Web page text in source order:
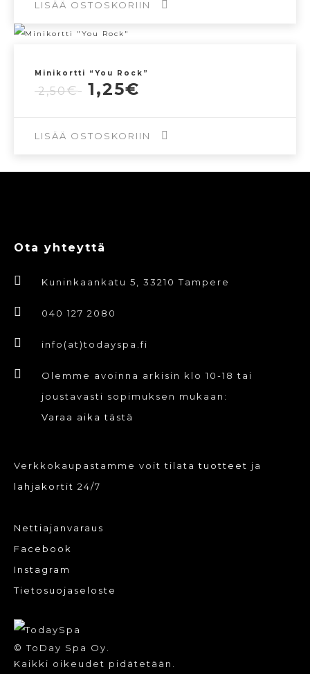
4,00€.2,00€.
LISÄÄ OSTOSKORIIN
Minikortti “You Rock”
2,50€
Alkuperäinen
2,50€.
1,25€
1,25€.
LISÄÄ OSTOSKORIIN
Ota yhteyttä
Kuninkaankatu 5, 33210 Tampere
040 127 2080
info(at)todayspa.fi
Olemme avoinna arkisin klo 10-18 tai
joustavasti sopimuksen mukaan:
Varaa aika tästä
Verkkokaupastamme voit tilatatuotteet ja
lahjakortit 24/7
Nettiajanvaraus
Facebook
Instagram
Tietosuojaseloste
© ToDay Spa Oy.
Kaikki oikeudet pidätetään.